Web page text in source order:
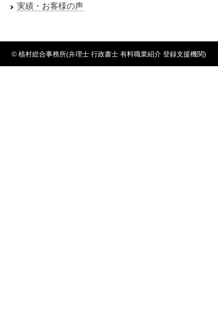
実績・お客様の声
© 植村総合事務所(弁理士 行政書士 有料職業紹介 登録支援機関)